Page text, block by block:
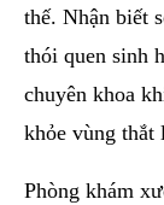
thế. Nhận biết
thói quen sinh
chuyên khoa
khỏe vùng thắt
Phòng khám